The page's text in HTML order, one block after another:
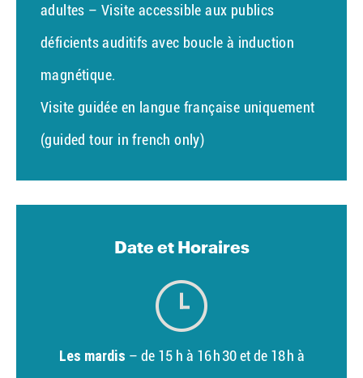
adultes – Visite accessible aux publics
déficients auditifs avec boucle à induction
magnétique.
Visite guidée en langue française uniquement
(guided tour in french only)
Date et Horaires
Les mardis – de 15 h à 16 h 30 et de 18 h à